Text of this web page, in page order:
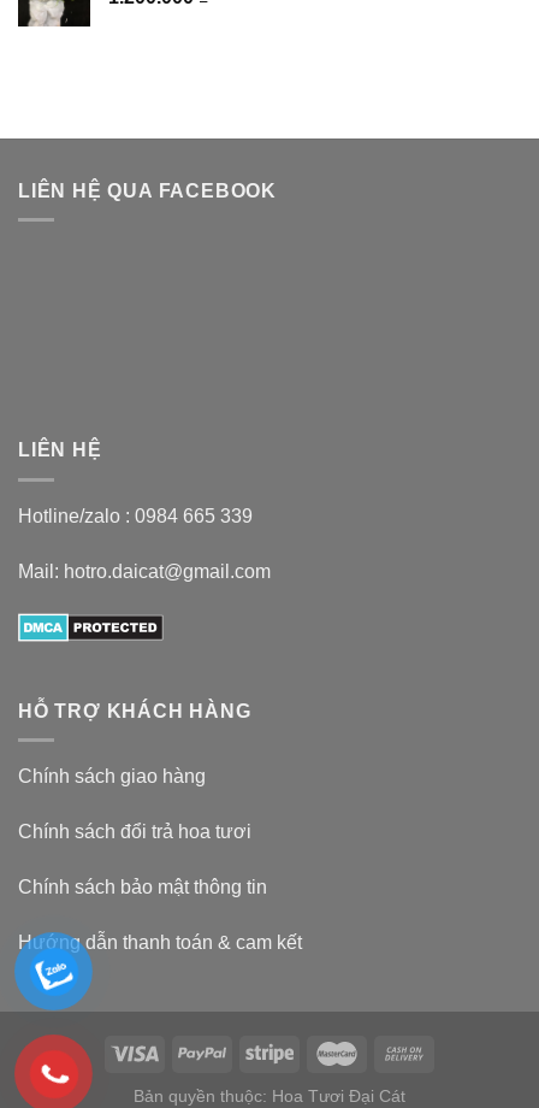
LIÊN HỆ QUA FACEBOOK
LIÊN HỆ
Hotline/zalo : 0984 665 339
Mail: hotro.daicat@gmail.com
HỖ TRỢ KHÁCH HÀNG
Chính sách giao hàng
Chính sách đổi trả hoa tươi
Chính sách bảo mật thông tin
Hướng dẫn thanh toán & cam kết
Bản quyền thuộc: Hoa Tươi Đại Cát